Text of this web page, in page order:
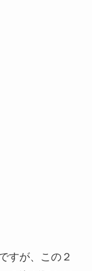
すが、この２